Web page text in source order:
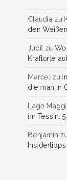
Claudia zu
den
Judit zu
Kraftorte
Marcel zu
die man in
Lago
im Tessin:
Benjamin zu